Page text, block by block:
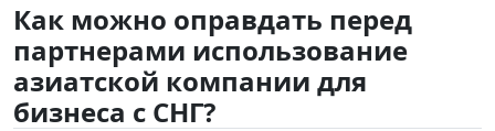
Как можно оправдать перед
партнерами использование
азиатской компании для
бизнеса с СНГ?